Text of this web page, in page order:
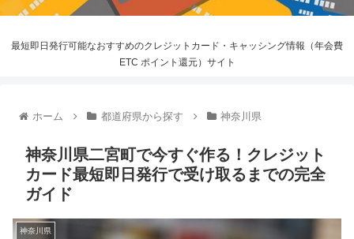
最短即日発行可能なおすすめのクレジットカード・キャッシング情報（年会費
ETC ポイント還元）サイト
ホーム 都道府県から探す 神奈川県
神奈川県二宮町で今すぐ作る！クレジット
カード最短即日発行で受け取るまでの完全
ガイド
神奈川県